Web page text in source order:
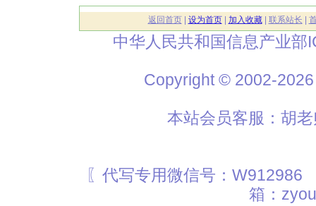
返回首页| 设为首页| 加入收藏| 联系站长
中华人民共和国信息产业部
Copyright © 2002-
本站会员客服：胡
〖代写专用微信号：
箱：